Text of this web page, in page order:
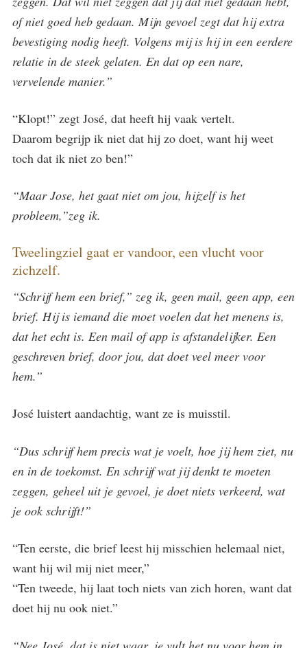
of niet goed heb gedaan. Mijn gevoel zegt dat hij extra
bevestiging nodig heeft. Volgens mij is hij in een eerdere
relatie in de steek gelaten. En dat op een nare,
vervelende manier.”
“Klopt!” zegt José, dat heeft hij vaak vertelt.
Daarom begrijp ik niet dat hij zo doet, want hij weet
toch dat ik niet zo ben!”
“Maar Jose, het gaat niet om jou, hijzelf is het
probleem,”zeg ik.
Tweelingziel gaat er vandoor, een vlucht voor
zichzelf.
“Schrijf hem een brief,” zeg ik, geen mail, geen app, een
brief. Hij is iemand die moet voelen dat het menens is,
dat het echt is. Een mail of app is afstandelijker. Een
geschreven brief, door jou, dat doet veel meer voor
hem.”
José luistert aandachtig, want ze is muisstil.
“Dus schrijf hem precis wat je voelt, hoe jij hem ziet, nu
en in de toekomst. En schrijf wat jij denkt te moeten
zeggen, geheel uit je gevoel, je doet niets verkeerd, wat
je ook schrijft!”
“Ten eerste, die brief leest hij misschien helemaal niet,
want hij wil mij niet meer,”
“Ten tweede, hij laat toch niets van zich horen, want dat
doet hij nu ook niet.”